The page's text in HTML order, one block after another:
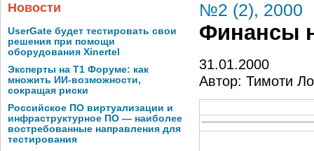
Новости
UserGate будет тестировать свои
решения при помощи
оборудования Xinertel
Эксперты на Т1 Форуме: как
множить ИИ-возможности,
сокращая риски
Российское ПО виртуализации и
инфраструктурное ПО — наиболее
востребованные направления для
тестирования
№2 (2), 2000
Финансы
31.01.2000
Автор: Тимоти